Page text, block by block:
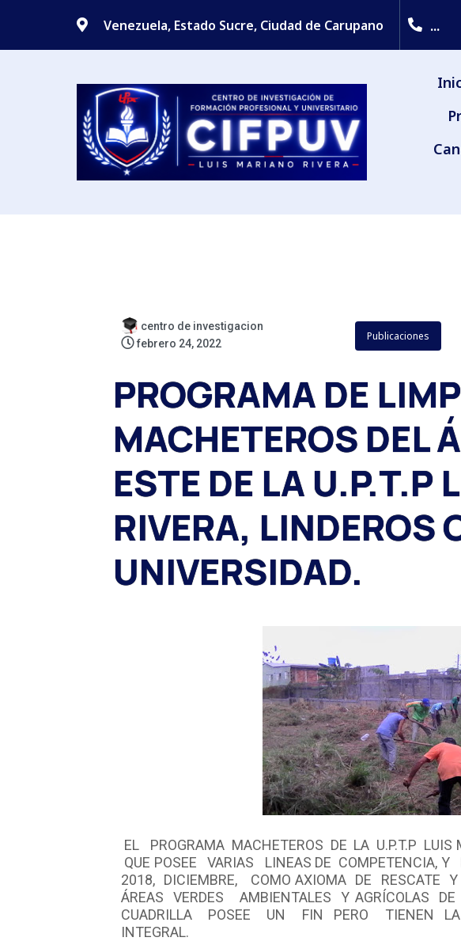
Venezuela, Estado Sucre, Ciudad de Carupano ...
centro de investigacion
febrero 24, 2022
Publicaciones
PROGRAMA DE
MACHETEROS DEL
ESTE DE LA U.P.T.P
RIVERA, LINDEROS
UNIVERSIDAD.
EL PROGRAMA MACHETEROS DE LA U.P.T.P
QUE POSEE VARIAS LINEAS DE COMPETENCIA,
2018, DICIEMBRE, COMO AXIOMA DE
ÁREAS VERDES AMBIENTALES Y AGRÍCOLAS
CUADRILLA POSEE UN FIN PERO TIENEN LA
INTEGRAL.